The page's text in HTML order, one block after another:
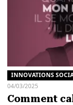
INNOVATIONS
04/03/2025
Comment